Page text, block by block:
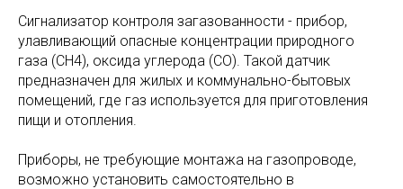
Сигнализатор контроля загазованности - прибор,
улавливающий опасные концентрации природного
газа (СН4), оксида углерода (СО). Такой датчик
предназначен для жилых и коммунально-бытовых
помещений, где газ используется для приготовления
пищи и отопления.
Приборы, не требующие монтажа на газопроводе,
возможно установить самостоятельно в